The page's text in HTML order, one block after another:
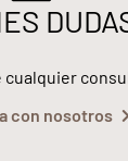
cualquier
con nosotros